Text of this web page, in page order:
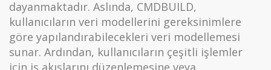
dayanmaktadır. Aslında, CMDBUILD,
kullanıcıların veri modellerini gereksinimlere
göre yapılandırabilecekleri veri modellemesi
sunar. Ardından, kullanıcıların çeşitli işlemler
için iş akışlarını düzenlemesine veya